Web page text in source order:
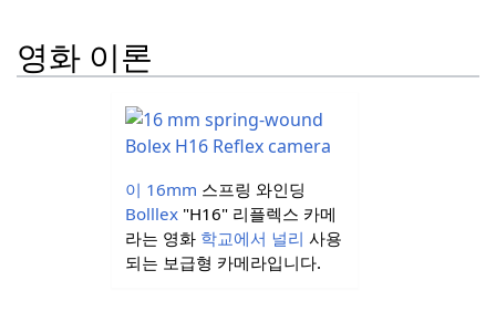
영화 이론
이 16mm 스프링 와인딩
Bolllex "H16" 리플렉스 카메
라는 영화 학교에서 널리 사용
되는 보급형 카메라입니다.